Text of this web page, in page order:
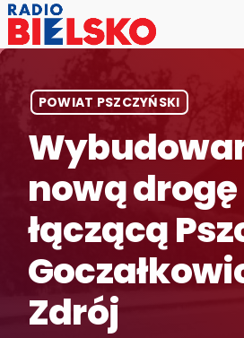
POWIAT PSZCZYŃSKI
nową drogę
łączącą
Zdrój